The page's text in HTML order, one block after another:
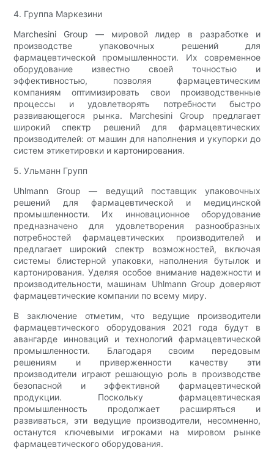
4. Группа Маркезини
Marchesini Group — мировой лидер в разработке и
производстве упаковочных решений для
фармацевтической промышленности. Их современное
оборудование известно своей точностью и
эффективностью, позволяя фармацевтическим
компаниям оптимизировать свои производственные
процессы и удовлетворять потребности быстро
развивающегося рынка. Marchesini Group предлагает
широкий спектр решений для фармацевтических
производителей: от машин для наполнения и укупорки до
систем этикетировки и картонирования.
5. Ульманн Групп
Uhlmann Group — ведущий поставщик упаковочных
решений для фармацевтической и медицинской
промышленности. Их инновационное оборудование
предназначено для удовлетворения разнообразных
потребностей фармацевтических производителей и
предлагает широкий спектр возможностей, включая
системы блистерной упаковки, наполнения бутылок и
картонирования. Уделяя особое внимание надежности и
производительности, машинам Uhlmann Group доверяют
фармацевтические компании по всему миру.
В заключение отметим, что ведущие производители
фармацевтического оборудования 2021 года будут в
авангарде инноваций и технологий фармацевтической
промышленности. Благодаря своим передовым
решениям и приверженности качеству эти
производители играют решающую роль в производстве
безопасной и эффективной фармацевтической
продукции. Поскольку фармацевтическая
промышленность продолжает расширяться и
развиваться, эти ведущие производители, несомненно,
останутся ключевыми игроками на мировом рынке
фармацевтического оборудования.